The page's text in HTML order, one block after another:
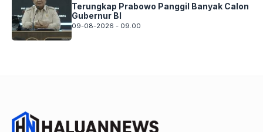
Terungkap Prabowo Panggil Banyak Calon
Gubernur BI
09-08-2026 - 09.00